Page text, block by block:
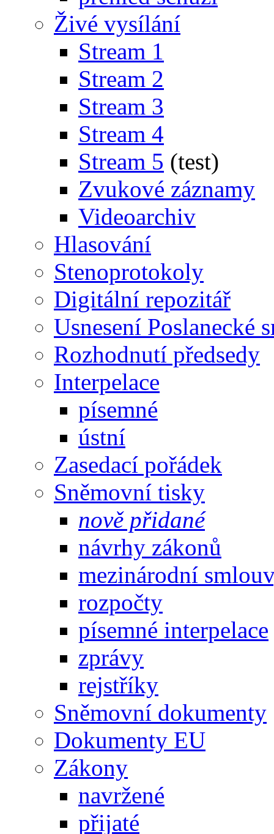
Živé vysílání
Stream 1
Stream 2
Stream 3
Stream 4
Stream 5 (test)
Zvukové záznamy
Videoarchiv
Hlasování
Stenoprotokoly
Digitální repozitář
Usnesení Poslanecké
Rozhodnutí předsedy
Interpelace
písemné
ústní
Zasedací pořádek
Sněmovní tisky
nově přidané
návrhy zákonů
mezinárodní
rozpočty
písemné interpelace
zprávy
rejstříky
Sněmovní dokumenty
Dokumenty EU
Zákony
navržené
přijaté